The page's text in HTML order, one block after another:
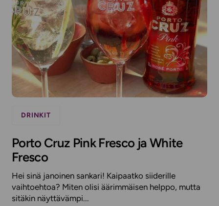
DRINKIT
Porto Cruz Pink Fresco ja White
Fresco
Hei sinä janoinen sankari! Kaipaatko siiderille
vaihtoehtoa? Miten olisi äärimmäisen helppo, mutta
sitäkin näyttävämpi...